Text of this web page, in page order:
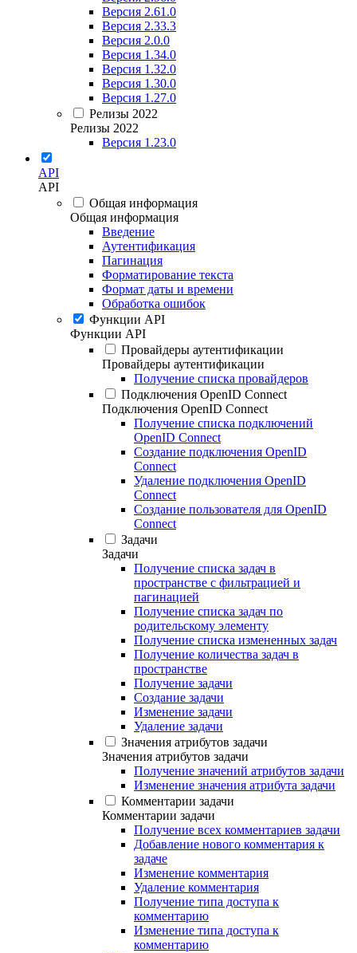
Версия 2.61.0
Версия 2.33.3
Версия 2.0.0
Версия 1.34.0
Версия 1.32.0
Версия 1.30.0
Версия 1.27.0
Релизы 2022
Релизы 2022
Версия 1.23.0
API
API
Общая информация
Общая информация
Введение
Аутентификация
Пагинация
Форматирование текста
Формат даты и времени
Обработка ошибок
Функции API
Функции API
Провайдеры аутентификации
Провайдеры аутентификации
Получение списка провайдеров
Подключения OpenID Connect
Подключения OpenID Connect
Получение списка подключений
OpenID Connect
Создание подключения OpenID
Connect
Удаление подключения OpenID
Connect
Создание пользователя для OpenID
Connect
Задачи
Задачи
Получение списка задач в
пространстве с фильтрацией и
пагинацией
Получение списка задач по
родительскому элементу
Получение списка измененных задач
Получение количества задач в
пространстве
Получение задачи
Создание задачи
Изменение задачи
Удаление задачи
Значения атрибутов задачи
Значения атрибутов задачи
Получение значений атрибутов задачи
Изменение значения атрибута задачи
Комментарии задачи
Комментарии задачи
Получение всех комментариев задачи
Добавление нового комментария к
задаче
Изменение комментария
Удаление комментария
Получение типа доступа к
комментарию
Изменение типа доступа к
комментарию